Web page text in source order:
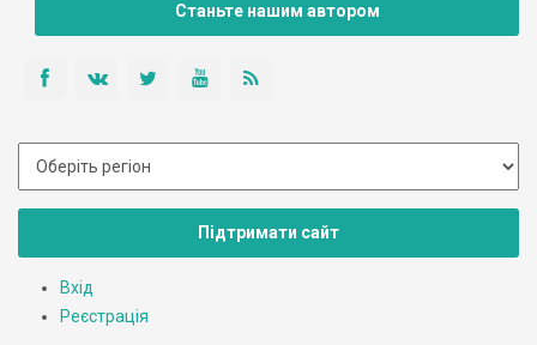
Станьте нашим автором
Підтримати сайт
Вхід
Реєстрація